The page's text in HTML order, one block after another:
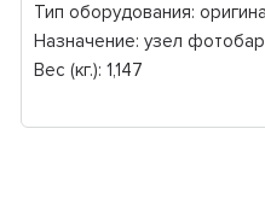
Тип оборудования:
Назначение: узел
Вес (кг.): 1,147